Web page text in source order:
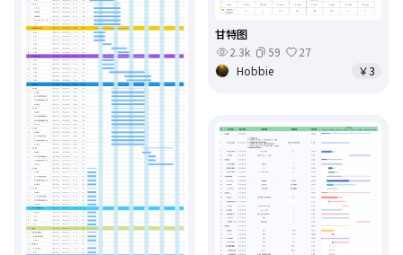
甘特图
2.3k
59
27
Hobbie
￥3